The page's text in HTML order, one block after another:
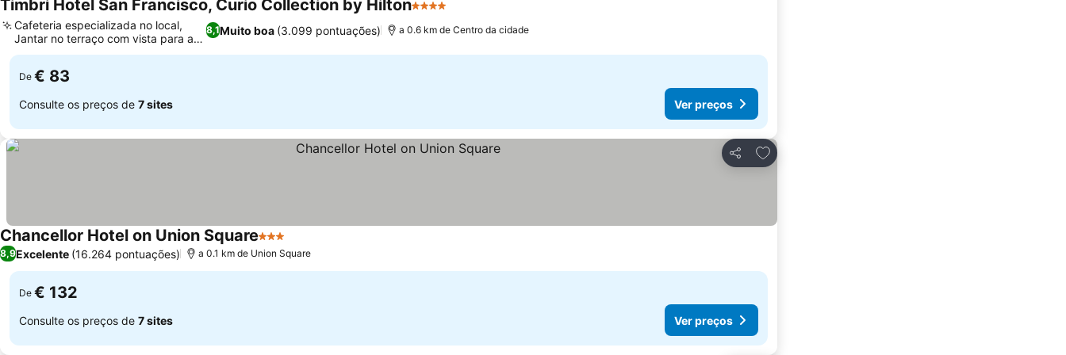
Timbri Hotel San Francisco, Curio Collection by Hilton4 Estrelas
8,1Muito boa (3.099 pontuações)
Cafeteria especializada no local,
Jantar no terraço com vista para a
cidade
a 0.6 km de Centro da cidade
De € 83
Consulte os preços de 7 sites Ver preços
Partilhar
Adicionar aos favoritos
Chancellor Hotel on Union Square3 Estrelas
8,9Excelente (16.264 pontuações) a 0.1 km de Union Square
De € 132
Consulte os preços de 7 sites Ver preços